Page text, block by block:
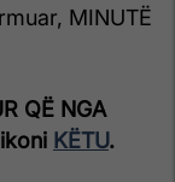
MINUTË
QË NGA
KËTU.